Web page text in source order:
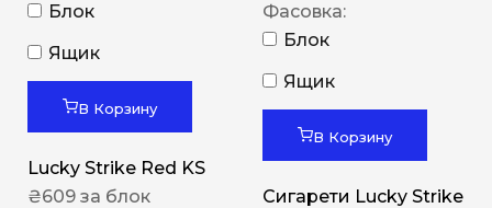
Блок
Ящик
В Корзину
Lucky Strike Red KS
₴609 за блок
Фасовка:
Блок
Ящик
В Корзину
Сигарети Lucky Strike